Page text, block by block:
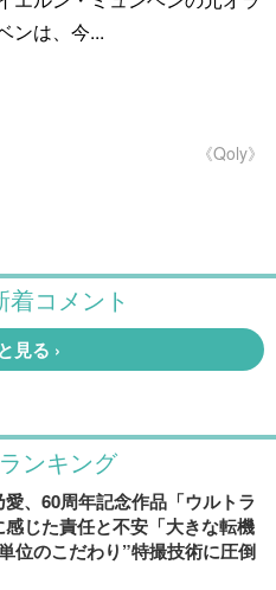
ンは、今...
《Qoly》
ンキング
、60周年記念作品「ウルトラ
じた責任と不安「大きな転機
位のこだわり”特撮技術に圧倒